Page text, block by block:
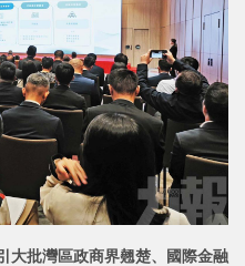
大批灣區政商界翹楚、國際金融